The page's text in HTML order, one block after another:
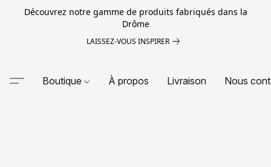
Découvrez notre gamme de produits fabriqués dans la
Drôme
LAISSEZ-VOUS INSPIRER
Boutique À propos Livraison Nous